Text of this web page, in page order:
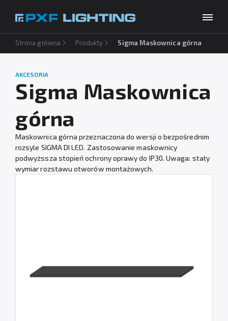
Produkty
Inspiracje
Usługi
Baza wiedzy
O firmie
Do pobrania
Strona główna Produkty Sigma Maskownica górna
AKCESORIA
Sigma Maskownica
górna
Maskownica górna przeznaczona do wersji o bezpośrednim
rozsyle SIGMA DI LED. Zastosowanie maskownicy
podwyżssza stopień ochrony oprawy do IP30. Uwaga: stały
wymiar rozstawu otworów montażowych.